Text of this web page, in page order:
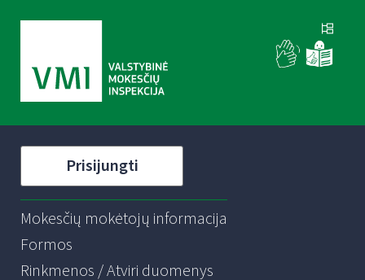
Prisijungti
Mokesčių mokėtojų informacija
Formos
Rinkmenos / Atviri duomenys